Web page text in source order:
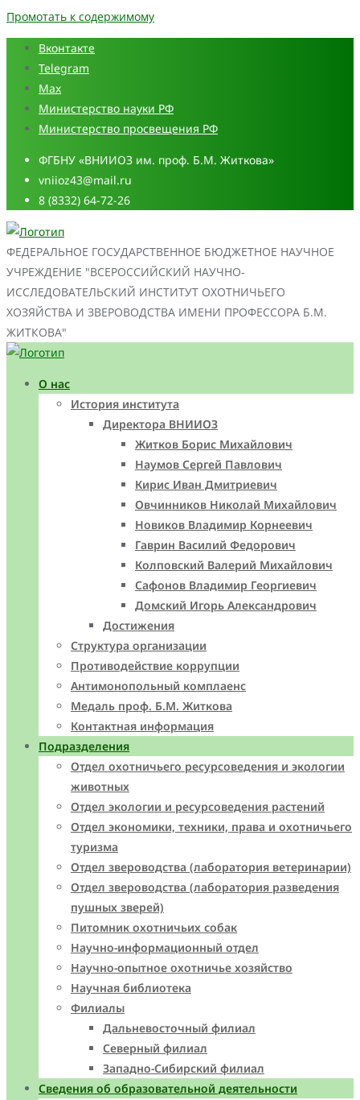
Промотать к содержимому
Вконтакте
Telegram
Max
Министерство науки РФ
Министерство просвещения РФ
ФГБНУ «ВНИИОЗ им. проф. Б.М. Житкова»
vniioz43@mail.ru
8 (8332) 64-72-26
ФЕДЕРАЛЬНОЕ ГОСУДАРСТВЕННОЕ БЮДЖЕТНОЕ НАУЧНОЕ
УЧРЕЖДЕНИЕ "ВСЕРОССИЙСКИЙ НАУЧНО-
ИССЛЕДОВАТЕЛЬСКИЙ ИНСТИТУТ ОХОТНИЧЬЕГО
ХОЗЯЙСТВА И ЗВЕРОВОДСТВА ИМЕНИ ПРОФЕССОРА Б.М.
ЖИТКОВА"
О нас
История института
Директора ВНИИОЗ
Житков Борис Михайлович
Наумов Сергей Павлович
Кирис Иван Дмитриевич
Овчинников Николай Михайлович
Новиков Владимир Корнеевич
Гаврин Василий Федорович
Колповский Валерий Михайлович
Сафонов Владимир Георгиевич
Домский Игорь Александрович
Достижения
Структура организации
Противодействие коррупции
Антимонопольный комплаенс
Медаль проф. Б.М. Житкова
Контактная информация
Подразделения
Отдел охотничьего ресурсоведения и экологии
животных
Отдел экологии и ресурсоведения растений
Отдел экономики, техники, права и охотничьего
туризма
Отдел звероводства (лаборатория ветеринарии)
Отдел звероводства (лаборатория разведения
пушных зверей)
Питомник охотничьих собак
Научно-информационный отдел
Научно-опытное охотничье хозяйство
Научная библиотека
Филиалы
Дальневосточный филиал
Северный филиал
Западно-Cибирский филиал
Сведения об образовательной деятельности